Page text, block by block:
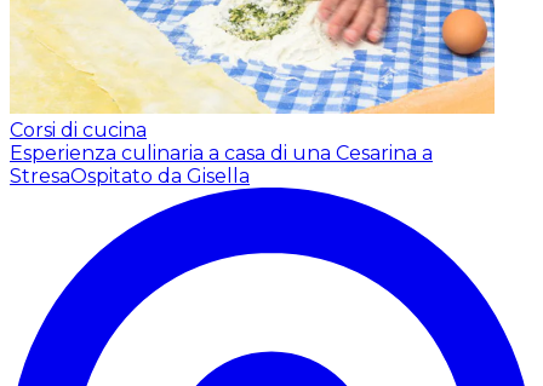
Corsi di cucina
Esperienza culinaria a casa di una Cesarina a
StresaOspitato da Gisella